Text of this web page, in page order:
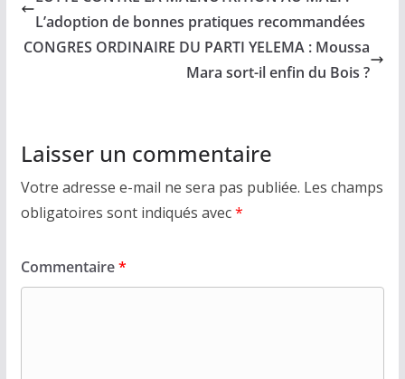
L’adoption de bonnes pratiques recommandées
CONGRES ORDINAIRE DU PARTI YELEMA : Moussa
Mara sort-il enfin du Bois ?
Laisser un commentaire
Votre adresse e-mail ne sera pas publiée. Les champs
obligatoires sont indiqués avec*
Commentaire*